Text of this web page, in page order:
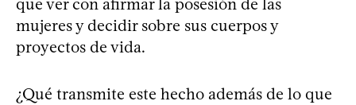
que ver con afirmar la posesión de las
mujeres y decidir sobre sus cuerpos y
proyectos de vida.
¿Qué transmite este hecho además de lo que